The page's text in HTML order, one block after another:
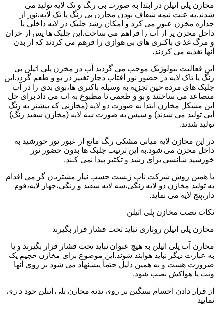
مخازن پلی اتیلن در ابتدا به صورت بی رنگ و تک لایه تولید می
شدند.به علت نیمه شفاف بودن مخازن بی رنگ یا تک لایه،نور از
جداره مخزن عبور می کرد و امکان رشد جلبک در لایه داخلی یا
داخل مخزن پر از آب را فراهم می ساخت.این جلبک ها پس از خزان
و مرگ غذای باکتری های بی هوازی را فرهم می کردند که از بدن
آنها تغذیه می کردند.
این فعالیت بیولوژیک موجب می گردید آب در مخزن پلی اتیلن بی
رنگ یا تاک لایه در حضور نور آفتاب دچار تغییر در بو و طعم گردد.این
جلبک های مرده حین تجزیه به وسیله باکتری ها،بوی بدی را در آب
متصاعد می ساختند و بو و طعمی نا مطبوع به آب می داد.برای حل
این مشکل مخازن ابتدا به صورت دو لایه (مخازنی که بیشتر به رنگ
آبی تولید می شدند) و سپس به صورت سه لایه (مخازن سفید رنگ)
تولید شدند.
در این مخازن لایه میانی مشکی رنگ مانع از عبور نور خورشید به
داخل مخزن می شود.به این ترتیب جلبک ها بدون حضور نور
خورشید شانسی برای رشد و تکثیر پیدا نمی کنند.
با همین روش شرکت ناب زیست حسب نیاز مشتریان گرامی اقدام
به تولید مخازن دو لایه رنگی،سه لایه سفید و رنگی،چهار لایه،فوم
دار،پنج لایه می نماید.
نکات نصب مخازن پلی اتیلن
مخازن پلی اتیلن روتاری نباید تحت فشار قرار بگیرند
مخازن آب پلی اتیلن به هیچ عنوان نباید تحت فشار قرار بگیرند و یا
به عبارت دیگر نباید هوابند شوند.این موضوع برای مخازن حجیم یک
ضرورت هست و به همین دلیل حتماً پیشنهاد می شود بر روی آنها
ونت یا هواکش نصب شود.
از قرار دادن اجسام سنگین بر روی بدنه مخازن پلی اتیلن خود داری
نمایید